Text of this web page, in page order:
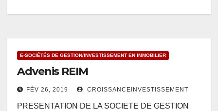
E-SOCIÉTÉS DE GESTION/INVESTISSEMENT EN IMMOBILIER
Advenis REIM
FÉV 26, 2019 CROISSANCEINVESTISSEMENT
PRESENTATION DE LA SOCIETE DE GESTION